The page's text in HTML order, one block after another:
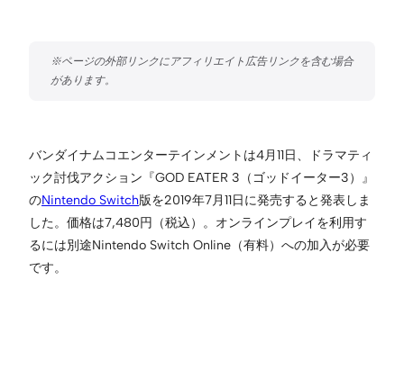
バンダイナムコエンターテインメントは4月11日、ドラマティ
ック討伐アクション『GOD EATER 3（ゴッドイーター3）』
のNintendo Switch版を2019年7月11日に発売すると発表しま
した。価格は7,480円（税込）。オンラインプレイを利用す
るには別途Nintendo Switch Online（有料）への加入が必要
です。